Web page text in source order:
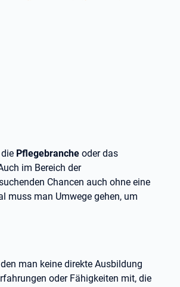
Pflegebranche oder das
im Bereich der
Chancen auch ohne eine
muss man Umwege gehen, um
man keine direkte Ausbildung
oder Fähigkeiten mit, die